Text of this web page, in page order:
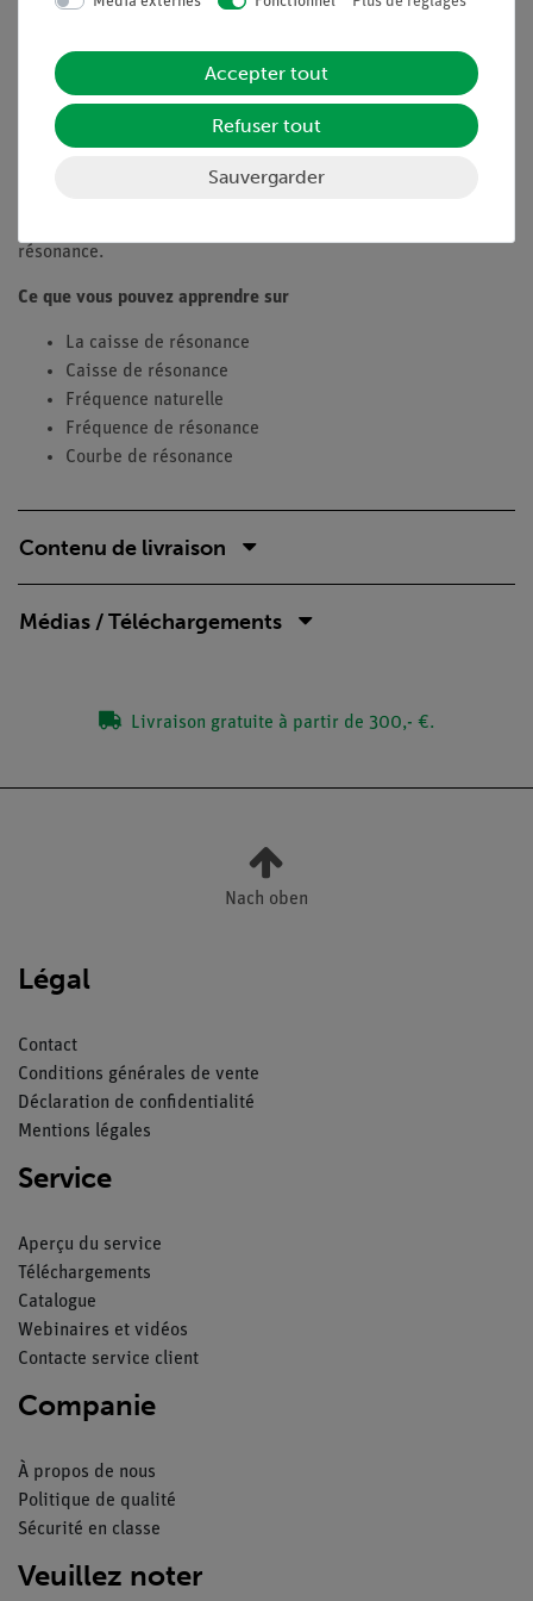
Avec des informations détaillées pour l'instructeur
Optimisé pour les emplois du temps serrés, c'est-à-dire
qu'il nécessite un temps de préparation minimal
Objectifs
résonance.
Ce que vous pouvez apprendre sur
La caisse de résonance
Caisse de résonance
Fréquence naturelle
Fréquence de résonance
Courbe de résonance
Contenu de livraison
Médias / Téléchargements
Livraison gratuite à partir de 300,- €.
Nach oben
Légal
Contact
Conditions générales de vente
Déclaration de confidentialité
Mentions légales
Service
Aperçu du service
Téléchargements
Catalogue
Webinaires et vidéos
Contacte service client
Companie
À propos de nous
Politique de qualité
Sécurité en classe
Veuillez noter
Accepter tout
Refuser tout
Sauvergarder